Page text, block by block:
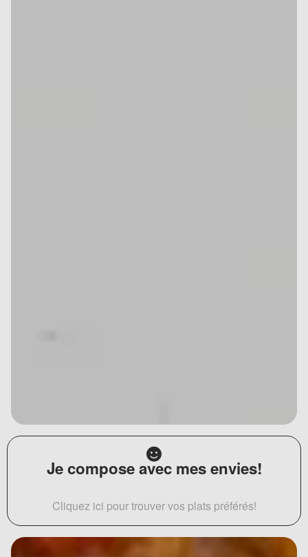
Je compose avec mes envies!
Cliquez ici pour trouver vos plats préférés!